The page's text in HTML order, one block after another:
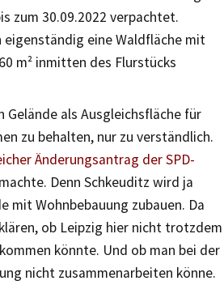
zum 30.09.2022 verpachtet.
eigenständig eine Waldfläche mit
m² inmitten des Flurstücks
Gelände als Ausgleichsfläche für
zu behalten, nur zu verständlich.
Änderungsantrag der SPD-
Denn Schkeuditz wird ja
mit Wohnbebauung zubauen. Da
ob Leipzig hier nicht trotzdem
könnte. Und ob man bei der
nicht zusammenarbeiten könne.